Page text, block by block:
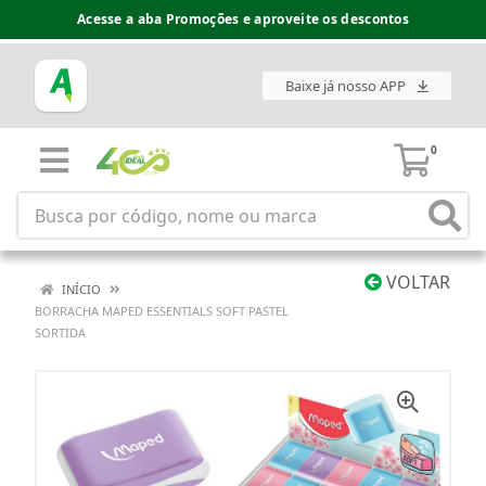
Acesse a aba Promoções e aproveite os descontos
Baixe já nosso APP
0
VOLTAR
INÍCIO
BORRACHA MAPED ESSENTIALS SOFT PASTEL
SORTIDA